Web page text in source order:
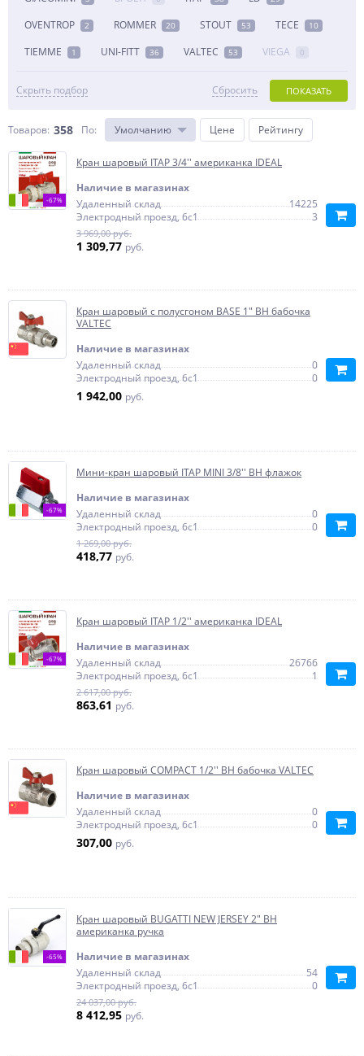
OVENTROP 2 ROMMER 20 STOUT 53 TECE 10
TIEMME 1 UNI-FITT 36 VALTEC 53 VIEGA 0
Скрыть подбор ПОКАЗАТЬ
Сбросить
Товаров: 358 По: Умолчанию Цене Рейтингу
-67%
Кран шаровый ITAP 3/4'' американка IDEAL
Наличие в магазинах
Удаленный склад
14225
Электродный проезд, 6с1
3
3 969,00 руб.
1 309,77 руб.
Кран шаровый с полусгоном BASE 1" ВН бабочка
VALTEC
Наличие в магазинах
Удаленный склад
0
Электродный проезд, 6с1
0
1 942,00 руб.
-67%
Мини-кран шаровый ITAP MINI 3/8'' ВН флажок
Наличие в магазинах
Удаленный склад
0
Электродный проезд, 6с1
0
1 269,00 руб.
418,77 руб.
-67%
Кран шаровый ITAP 1/2'' американка IDEAL
Наличие в магазинах
Удаленный склад
26766
Электродный проезд, 6с1
1
2 617,00 руб.
863,61 руб.
Кран шаровый COMPACT 1/2'' ВН бабочка VALTEC
Наличие в магазинах
Удаленный склад
0
Электродный проезд, 6с1
0
307,00 руб.
-65%
Кран шаровый BUGATTI NEW JERSEY 2" ВН
американка ручка
Наличие в магазинах
Удаленный склад
54
Электродный проезд, 6с1
0
24 037,00 руб.
8 412,95 руб.